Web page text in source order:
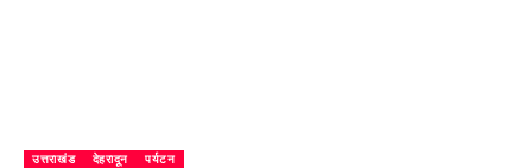
उत्तराखंड देहरादून पर्यटन